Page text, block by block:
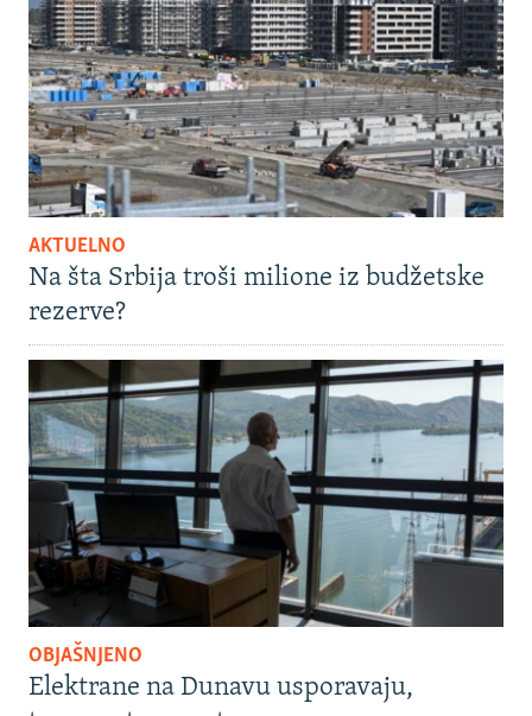
AKTUELNO
Na šta Srbija troši milione iz budžetske
rezerve?
OBJAŠNJENO
Elektrane na Dunavu usporavaju,